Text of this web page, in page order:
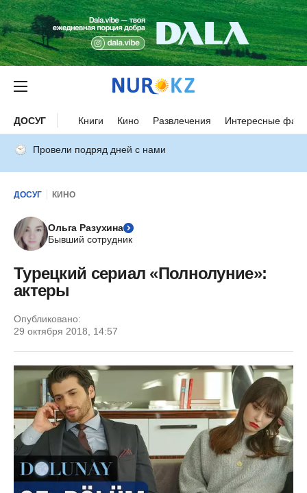
ДОСУГ Книги Кино Развлечения Интересные
Провели подряд дней с нами
ДОСУГ КИНО
Ольга Разухина
Бывший сотрудник
Турецкий сериал «Полнолуние»:
актеры
Опубликовано:
29 октября 2018, 14:57